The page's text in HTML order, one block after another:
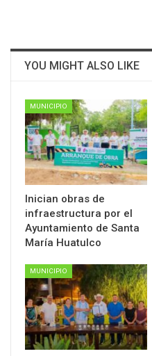
YOU MIGHT ALSO LIKE
MUNICIPIO
Inician obras de
infraestructura por el
Ayuntamiento de Santa
María Huatulco
MUNICIPIO